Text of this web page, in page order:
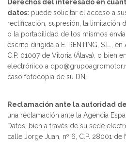
Derechos del interesado en
datos: puede solicitar el acceso a
rectificación, supresión, la limitación
o la portabilidad de los mismos
escrito dirigida a E. RENTING, S.L.,
C.P. 01007 de Vitoria (Álava), o bien
electrónico a
caso fotocopia de su DNI.
Reclamación ante la autoridad
una reclamación ante la Agencia
Datos, bien a través de su sede
calle Jorge Juan, nº 6, C.P. 28001 de